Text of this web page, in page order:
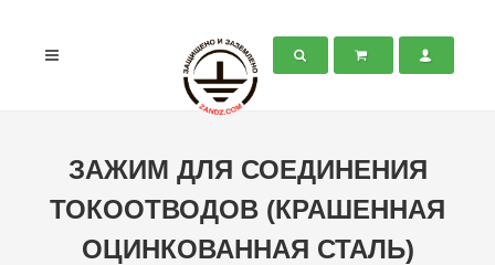
ЗАЖИМ ДЛЯ СОЕДИНЕНИЯ
ТОКООТВОДОВ (КРАШЕННАЯ
ОЦИНКОВАННАЯ СТАЛЬ)